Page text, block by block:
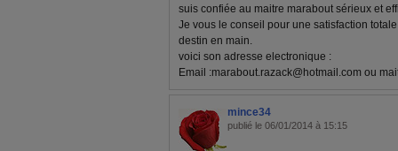
suis confiée au maitre marabout sérieux et
Je vous le conseil pour une satisfaction
destin en main.
voici son adresse electronique :
Email :marabout.razack@hotmail.com ou
mince34
publié le 06/01/2014 à 15:15